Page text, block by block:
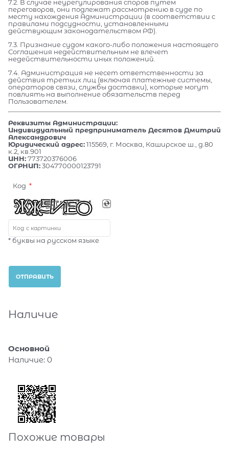
7.2. В случае неурегулирования споров путем
переговоров, они подлежат рассмотрению в суде по
месту нахождения Администрации (в соответствии с
правилами подсудности, установленными
действующим законодательством РФ).
7.3. Признание судом какого-либо положения настоящего
Соглашения недействительным не влечет
недействительности иных положений.
7.4. Администрация не несет ответственности за
действия третьих лиц (включая платежные системы,
операторов связи, службы доставки), которые могут
повлиять на выполнение обязательств перед
Пользователем.
Реквизиты Администрации:
Индивидуальный предприниматель Десятов Дмитрий
Александрович
Юридический адрес:115569, г. Москва, Каширское ш., д.80
к.2, кв.901
ИНН:773720376006
ОГРНИП:304770000123791
Код
* буквы на русском языке
Наличие
Основной
Наличие: 0
Похожие товары